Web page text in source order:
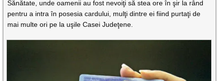
Sănătate, unde oamenii au fost nevoiţi să stea ore în şir la rând
pentru a intra în posesia cardului, mulţi dintre ei fiind purtaţi de
mai multe ori pe la uşile Casei Judeţene.